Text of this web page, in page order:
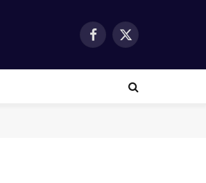
Facebook
X